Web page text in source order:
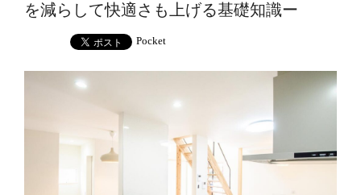
を減らして快適さも上げる基礎知識ー
Pocket